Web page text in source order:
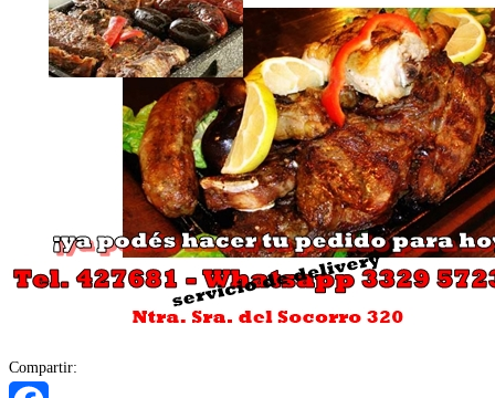
Compartir: